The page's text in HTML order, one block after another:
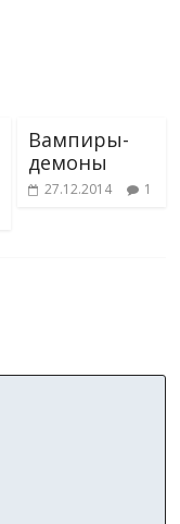
Вампиры-
демоны
27.12.2014 1